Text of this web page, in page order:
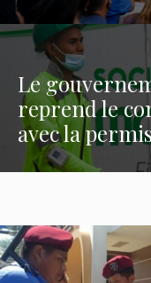
Le
reprend le
avec la